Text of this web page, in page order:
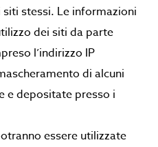
stessi. Le informazioni
dei siti da parte
l’indirizzo IP
di alcuni
e depositate presso i
essere utilizzate